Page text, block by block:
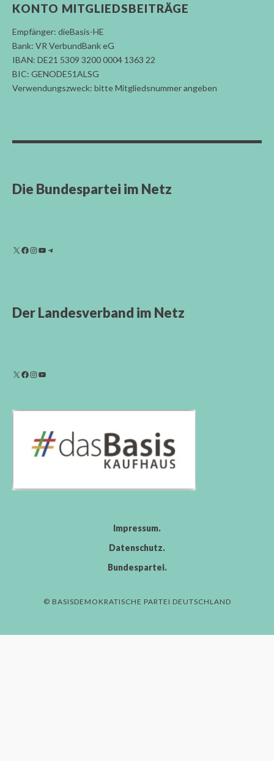
KONTO MITGLIEDSBEITRÄGE
Empfänger: dieBasis-HE
Bank: VR VerbundBank eG
IBAN: DE21 5309 3200 0004 1363 22
BIC: GENODE51ALSG
Verwendungszweck: bitte Mitgliedsnummer angeben
Die Bundespartei im Netz
Der Landesverband im Netz
Impressum
Datenschutz
Bundespartei
© BASISDEMOKRATISCHE PARTEI DEUTSCHLAND